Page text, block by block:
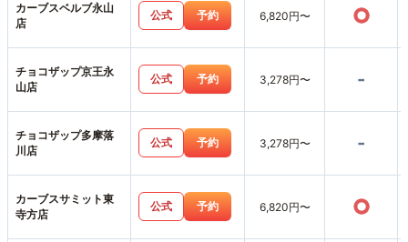
カーブスベルブ永山
店
公式 予約 6,820円〜 ○
チョコザップ京王永
山店
公式 予約 3,278円〜 -
チョコザップ多摩落
川店
公式 予約 3,278円〜 -
カーブスサミット東
寺方店
公式 予約 6,820円〜 ○